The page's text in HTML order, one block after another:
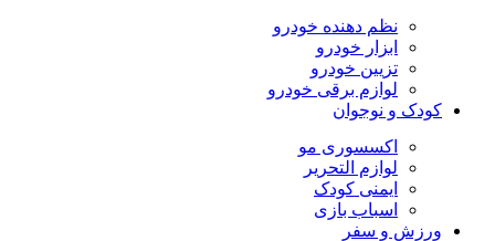
نظم دهنده خودرو
ابزار خودرو
تزیین خودرو
لوازم برقی خودرو
کودک و نوجوان
اکسسوری مو
لوازم التحریر
ایمنی کودک
اسباب بازی
ورزش و سفر